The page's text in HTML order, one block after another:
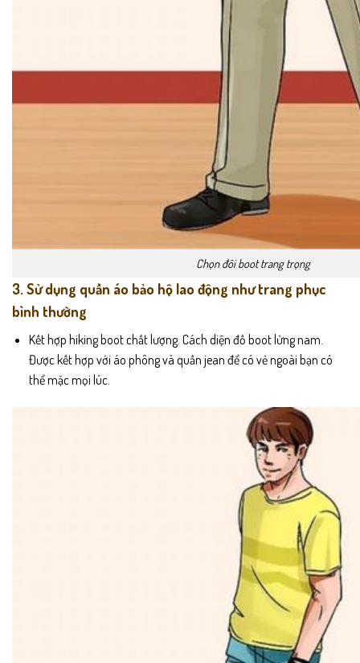
Chọn đôi boot trang trọng
3. Sử dụng quần áo bảo hộ lao động như trang phục
bình thường
Kết hợp hiking boot chất lượng. Cách diện đồ boot lửng nam.
Được kết hợp với áo phông và quần jean để có vẻ ngoài bạn có
thể mặc mọi lúc.